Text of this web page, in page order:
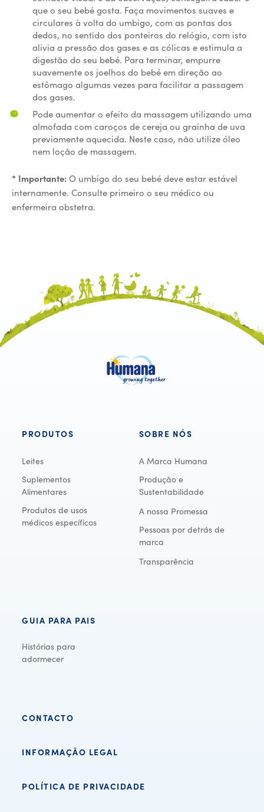
que o seu bebé gosta. Faça movimentos suaves e
circulares à volta do umbigo, com as pontas dos
dedos, no sentido dos ponteiros do relógio, com isto
alivia a pressão dos gases e as cólicas e estimula a
digestão do seu bebé. Para terminar, empurre
suavemente os joelhos do bebé em direção ao
estômago algumas vezes para facilitar a passagem
dos gases.
Pode aumentar o efeito da massagem utilizando uma
almofada com caroços de cereja ou grainha de uva
previamente aquecida. Neste caso, não utilize óleo
nem loção de massagem.
* Importante: O umbigo do seu bebé deve estar estável
internamente. Consulte primeiro o seu médico ou
enfermeira obstetra.
PRODUTOS
Leites
Suplementos
Alimentares
Produtos de usos
médicos específicos
SOBRE NÓS
A Marca Humana
Produção e
Sustentabilidade
A nossa Promessa
Pessoas por detrás de
marca
Transparência
GUIA PARA PAIS
Histórias para
adormecer
CONTACTO
INFORMAÇÃO LEGAL
POLÍTICA DE PRIVACIDADE